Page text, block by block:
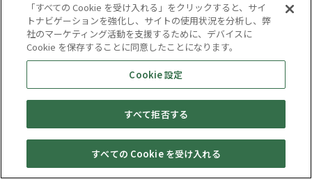
キャンペーン 店舗一覧 Web予約 買取情報 宅配買取
「すべての Cookie を受け入れる」をクリックすると、サイ
トナビゲーションを強化し、サイトの使用状況を分析し、弊
社のマーケティング活動を支援するために、デバイスに
Cookie を保存することに同意したことになります。
Cookie 設定
すべて拒否する
すべての Cookie を受け入れる